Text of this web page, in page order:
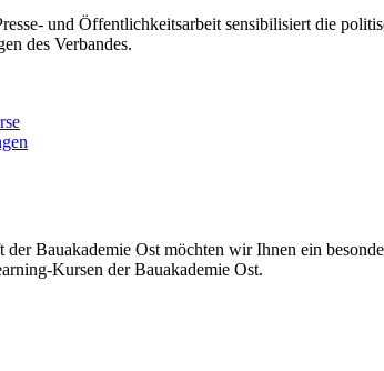
und Öffentlichkeitsarbeit sensibilisiert die
des Verbandes.
der Bauakademie Ost möchten wir Ihnen ein
Kursen der Bauakademie Ost.